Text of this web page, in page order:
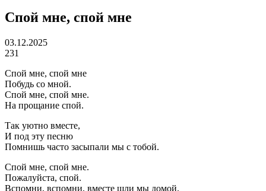
Спой мне, спой мне
03.12.2025
231
Спой мне, спой мне
Побудь со мной.
Спой мне, спой мне.
На прощание спой.
Так уютно вместе,
И под эту песню
Помнишь часто засыпали мы с тобой.
Спой мне, спой мне.
Пожалуйста, спой.
Вспомни, вспомни, вместе шли мы домой.